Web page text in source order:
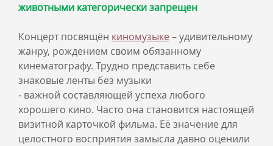
животными категорически запрещен
Концерт посвящён киномузыке – удивительному
жанру, рождением своим обязанному
кинематографу. Трудно представить себе
знаковые ленты без музыки
- важной составляющей успеха любого
хорошего кино. Часто она становится настоящей
визитной карточкой фильма. Её значение для
целостного восприятия замысла давно оценили